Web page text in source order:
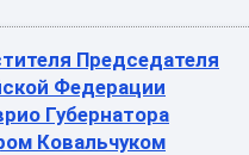
Председателя
Федерации
Губернатора
Ковальчуком